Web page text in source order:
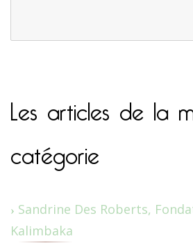
Les articles de la
catégorie
Sandrine Des Roberts,
Kalimbaka